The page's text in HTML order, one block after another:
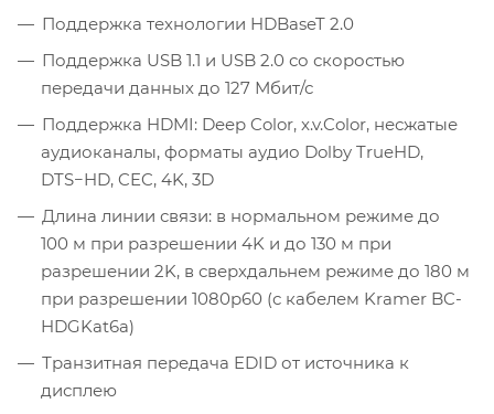
Поддержка технологии HDBaseT 2.0
Поддержка USB 1.1 и USB 2.0 со скоростью
передачи данных до 127 Мбит/с
Поддержка HDMI: Deep Color, x.v.Color, несжатые
аудиоканалы, форматы аудио Dolby TrueHD,
DTS−HD, CEC, 4K, 3D
Длина линии связи: в нормальном режиме до
100 м при разрешении 4K и до 130 м при
разрешении 2K, в сверхдальнем режиме до 180 м
при разрешении 1080р60 (с кабелем Kramer BC-
HDGKat6а)
Транзитная передача EDID от источника к
дисплею